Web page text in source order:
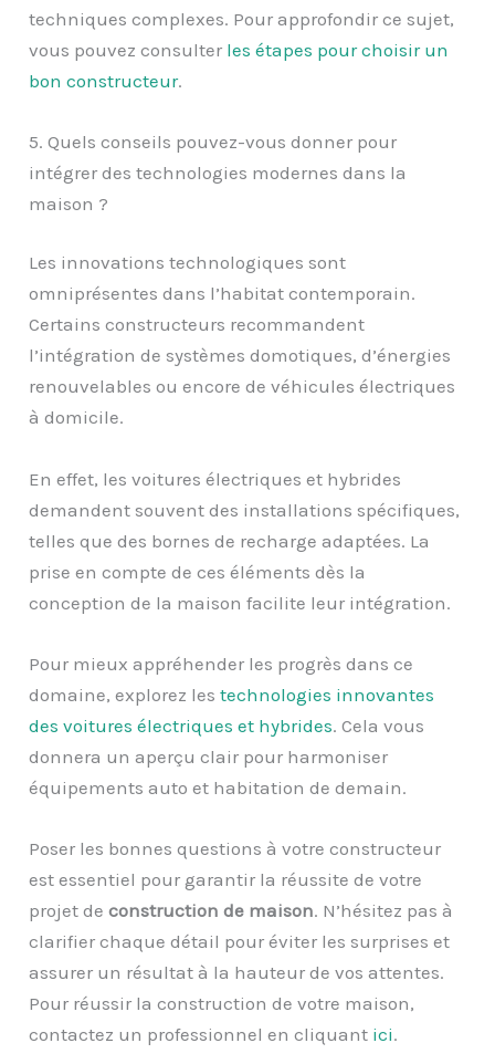
techniques complexes. Pour approfondir ce sujet,
vous pouvez consulter les étapes pour choisir un
bon constructeur.
5. Quels conseils pouvez-vous donner pour
intégrer des technologies modernes dans la
maison ?
Les innovations technologiques sont
omniprésentes dans l’habitat contemporain.
Certains constructeurs recommandent
l’intégration de systèmes domotiques, d’énergies
renouvelables ou encore de véhicules électriques
à domicile.
En effet, les voitures électriques et hybrides
demandent souvent des installations spécifiques,
telles que des bornes de recharge adaptées. La
prise en compte de ces éléments dès la
conception de la maison facilite leur intégration.
Pour mieux appréhender les progrès dans ce
domaine, explorez lestechnologies innovantes
des voitures électriques et hybrides. Cela vous
donnera un aperçu clair pour harmoniser
équipements auto et habitation de demain.
Poser les bonnes questions à votre constructeur
est essentiel pour garantir la réussite de votre
projet deconstruction de maison. N’hésitez pas à
clarifier chaque détail pour éviter les surprises et
assurer un résultat à la hauteur de vos attentes.
Pour réussir la construction de votre maison,
contactez un professionnel en cliquant ici.